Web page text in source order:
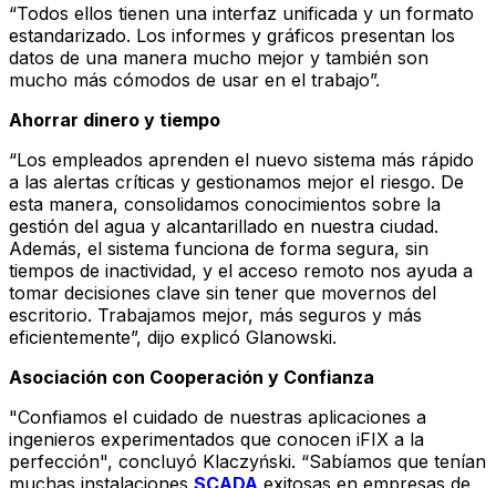
“Todos ellos tienen una interfaz unificada y un formato
estandarizado. Los informes y gráficos presentan los
datos de una manera mucho mejor y también son
mucho más cómodos de usar en el trabajo”.
Ahorrar dinero y tiempo
“Los empleados aprenden el nuevo sistema más rápido
a las alertas críticas y gestionamos mejor el riesgo. De
esta manera, consolidamos conocimientos sobre la
gestión del agua y alcantarillado en nuestra ciudad.
Además, el sistema funciona de forma segura, sin
tiempos de inactividad, y el acceso remoto nos ayuda a
tomar decisiones clave sin tener que movernos del
escritorio. Trabajamos mejor, más seguros y más
eficientemente”, dijo explicó Glanowski.
Asociación con Cooperación y Confianza
"Confiamos el cuidado de nuestras aplicaciones a
ingenieros experimentados que conocen iFIX a la
perfección", concluyó Klaczyński. “Sabíamos que tenían
muchas instalaciones SCADA exitosas en empresas de